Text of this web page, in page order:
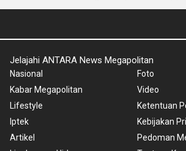
Jelajahi ANTARA News Megapolitan
Nasional
Kabar Megapolitan
Lifestyle
Iptek
Artikel
Foto
Video
Ketentuan
Kebijakan
Pedoman